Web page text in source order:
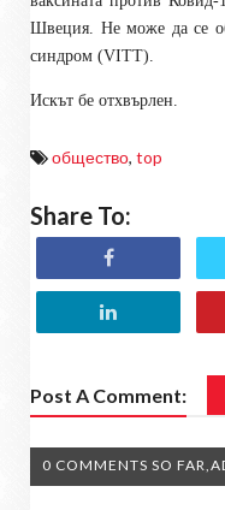
Швеция. Не може да се
синдром (VITT).
Искът бе отхвърлен.
общество, top
Share To:
Post A Comment:
0 COMMENTS SO